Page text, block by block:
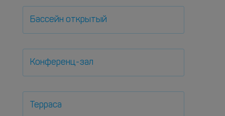
Бассейн открытый
Конференц-зал
Терраса